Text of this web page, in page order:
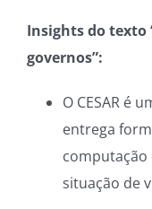
Insights do texto
governos”:
O CESAR é
entrega
computação
situação de